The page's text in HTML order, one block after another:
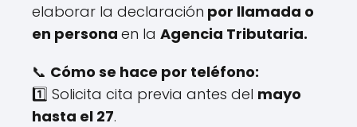
elaborar la declaración por llamada o
en persona en la Agencia Tributaria.
📞 Cómo se hace por teléfono:
1️⃣ Solicita cita previa antes del mayo
hasta el 27.